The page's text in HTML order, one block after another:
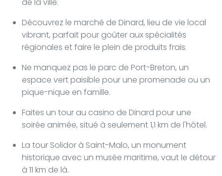
Découvrez le marché de Dinard, lieu de vie local
vibrant, parfait pour goûter aux spécialités
régionales et faire le plein de produits frais.
Ne manquez pas le parc de Port-Breton, un
espace vert paisible pour une promenade ou un
pique-nique en famille.
Faites un tour au casino de Dinard pour une
soirée animée, situé à seulement 1,1 km de l'hôtel.
La tour Solidor à Saint-Malo, un monument
historique avec un musée maritime, vaut le détour
à 11 km de là.